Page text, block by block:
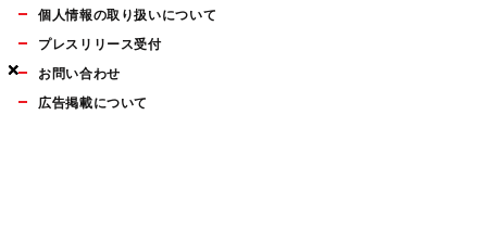
×
×
×
個人情報の取り扱いについて
プレスリリース受付
お問い合わせ
広告掲載について